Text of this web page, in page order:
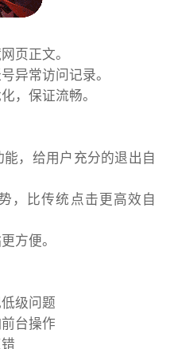
页正文。
异常访问记录。
，保证流畅。
，给用户充分的退出自
，比传统点击更高效自
方便。
级问题
台操作